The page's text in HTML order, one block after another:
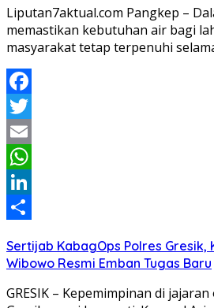
Liputan7aktual.com Pangkep –
memastikan kebutuhan air bagi
masyarakat tetap terpenuhi
Facebook
Twitter
Email
WhatsApp
LinkedIn
Sertijab KabagOps Polres Gresik,
Wibowo Resmi Emban Tugas Baru
GRESIK – Kepemimpinan di